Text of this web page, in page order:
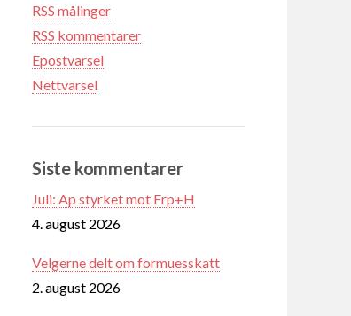
RSS målinger
RSS kommentarer
Epostvarsel
Nettvarsel
Siste kommentarer
Juli: Ap styrket mot Frp+H
4. august 2026
Velgerne delt om formuesskatt
2. august 2026